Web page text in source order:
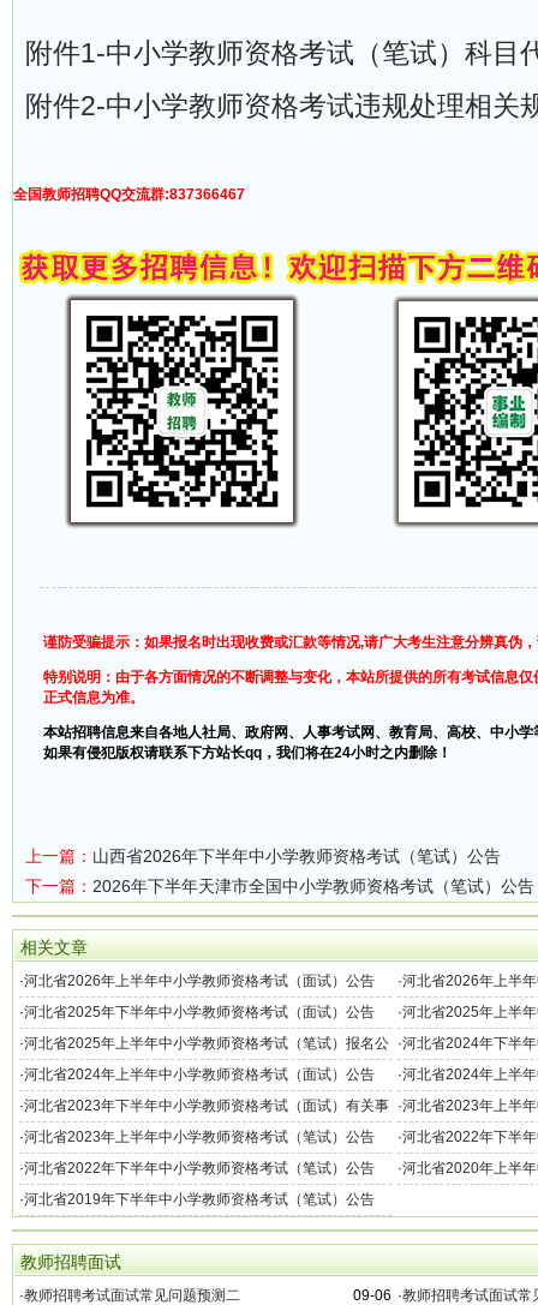
附件1-中小学教师资格考试（笔试）科目
附件2-中小学教师资格考试违规处理相关
全国教师招聘QQ交流群:837366467
谨防受骗提示：如果报名时出现收费或汇款等情况,请广大考生注意分辨真伪
特别说明：由于各方面情况的不断调整与变化，本站所提供的所有考试信息
正式信息为准。
本站招聘信息来自各地人社局、政府网、人事考试网、教育局、高校、中小
如果有侵犯版权请联系下方站长qq，我们将在24小时之内删除！
上一篇： 山西省2026年下半年中小学教师资格考试（笔试）公告
下一篇： 2026年下半年天津市全国中小学教师资格考试（笔试）公告
相关文章
·河北省2026年上半年中小学教师资格考试（面试）公告 ·河北省2026年上半
告
·河北省2025年下半年中小学教师资格考试（面试）公告 ·河北省2025年上半
·河北省2025年上半年中小学教师资格考试（笔试）报名公
告
·河北省2024年下半
·河北省2024年上半年中小学教师资格考试（面试）公告 ·河北省2024年上半
·河北省2023年下半年中小学教师资格考试（面试）有关事
项的公告
·河北省2023年上半
项的公告
·河北省2023年上半年中小学教师资格考试（笔试）公告 ·河北省2022年下半
项的公告
·河北省2022年下半年中小学教师资格考试（笔试）公告 ·河北省2020年上半
·河北省2019年下半年中小学教师资格考试（笔试）公告
教师招聘面试
09-06
·教师招聘考试面试常见问题预测二 ·教师招聘考试面试常